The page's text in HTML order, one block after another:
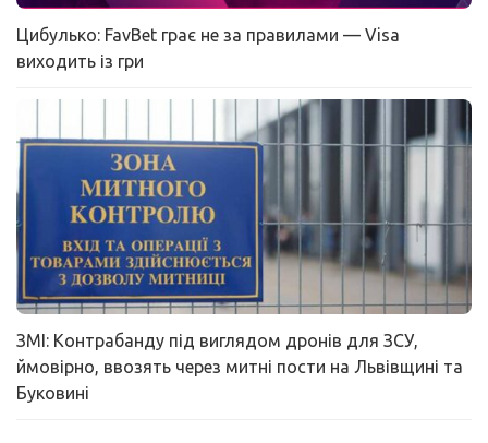
Цибулько: FavBet грає не за правилами — Visa
виходить із гри
ЗМІ: Контрабанду під виглядом дронів для ЗСУ,
ймовірно, ввозять через митні пости на Львівщині та
Буковині